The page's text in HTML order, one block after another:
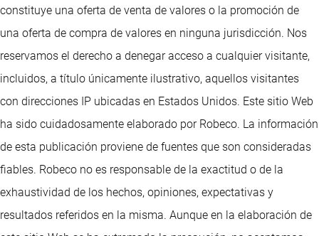
constituye una oferta de venta de valores o la promoción de
una oferta de compra de valores en ninguna jurisdicción. Nos
reservamos el derecho a denegar acceso a cualquier visitante,
incluidos, a título únicamente ilustrativo, aquellos visitantes
con direcciones IP ubicadas en Estados Unidos. Este sitio Web
ha sido cuidadosamente elaborado por Robeco. La información
de esta publicación proviene de fuentes que son consideradas
fiables. Robeco no es responsable de la exactitud o de la
exhaustividad de los hechos, opiniones, expectativas y
resultados referidos en la misma. Aunque en la elaboración de